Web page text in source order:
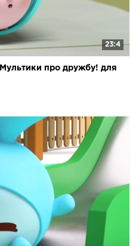
23:4
про дружбу! для